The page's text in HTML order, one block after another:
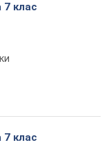
7 клас
7 клас